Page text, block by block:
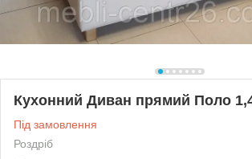
Кухонний Диван прямий Поло
Під замовлення
Роздріб